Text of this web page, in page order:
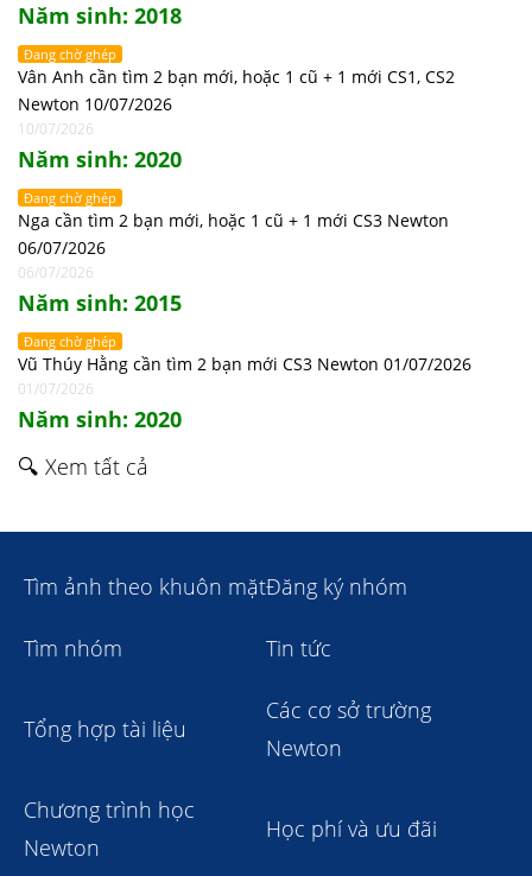
Năm sinh: 2018
Đang chờ ghép
Vân Anh cần tìm 2 bạn mới, hoặc 1 cũ + 1 mới CS1, CS2
Newton 10/07/2026
10/07/2026
Năm sinh: 2020
Đang chờ ghép
Nga cần tìm 2 bạn mới, hoặc 1 cũ + 1 mới CS3 Newton
06/07/2026
06/07/2026
Năm sinh: 2015
Đang chờ ghép
Vũ Thúy Hằng cần tìm 2 bạn mới CS3 Newton 01/07/2026
01/07/2026
Năm sinh: 2020
🔍 Xem tất cả
Tìm ảnh theo khuôn mặtĐăng ký nhóm
Tìm nhóm Tin tức
Tổng hợp tài liệu
Các cơ sở trường
Newton
Chương trình học
Newton
Học phí và ưu đãi